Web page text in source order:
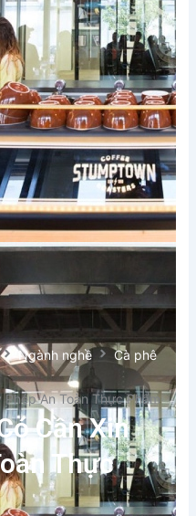
Ngành nghề Cà phê
Phép An Toàn Thực Phẩm
Cần Xin
Thực